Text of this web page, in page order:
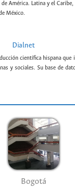
de América. Latina y el
México.
Dialnet
científica hispana que
y sociales. Su base de
Bogotá